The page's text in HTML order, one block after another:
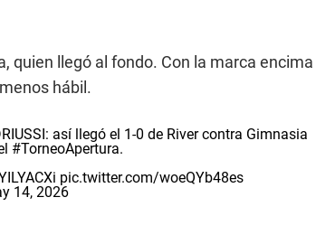
quien llegó al fondo. Con la marca encima
hábil.
así llegó el 1-0 de River contra Gimnasia
#TorneoApertura.
pic.twitter.com/woeQYb48es
14, 2026